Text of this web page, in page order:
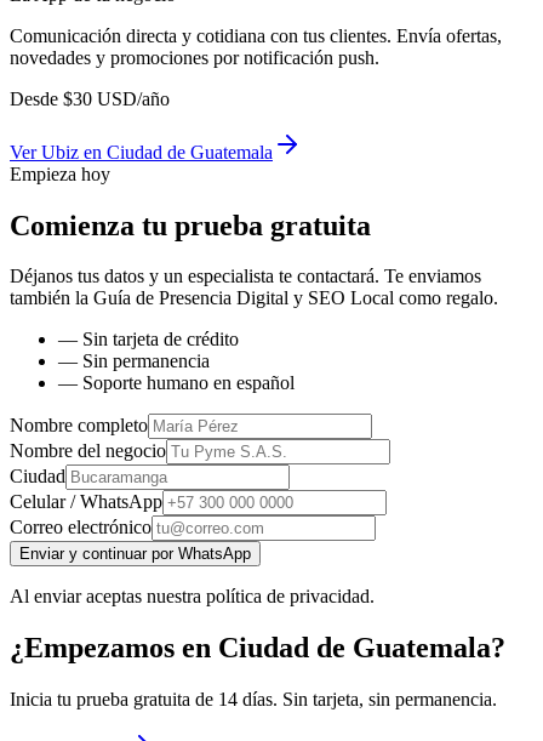
Comunicación directa y cotidiana con tus clientes. Envía ofertas,
novedades y promociones por notificación push.
Desde $30 USD/año
VerUbiz en Ciudad de Guatemala
Empieza hoy
Comienza tu prueba gratuita
Déjanos tus datos y un especialista te contactará. Te enviamos
también la Guía de Presencia Digital y SEO Local como regalo.
— Sin tarjeta de crédito
— Sin permanencia
— Soporte humano en español
Nombre completo
Nombre del negocio
Ciudad
Celular / WhatsApp
Correo electrónico
Enviar y continuar por WhatsApp
Al enviar aceptas nuestra política de privacidad.
¿Empezamos en Ciudad de Guatemala?
Inicia tu prueba gratuita de 14 días. Sin tarjeta, sin permanencia.